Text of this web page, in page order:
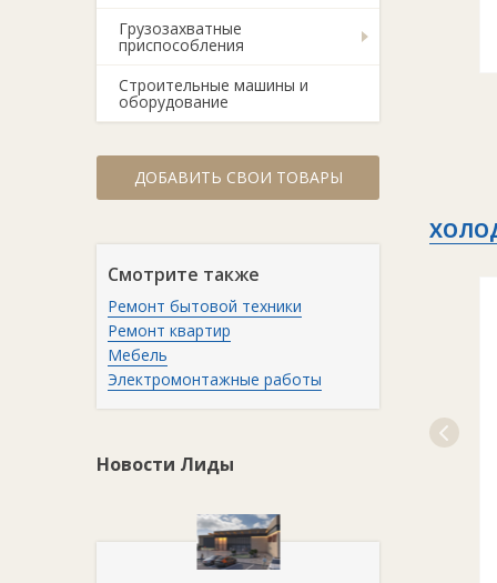
Грузозахватные
приспособления
Строительные машины и
оборудование
ДОБАВИТЬ СВОИ ТОВАРЫ
Смотрите также
Ремонт бытовой техники
Ремонт квартир
Мебель
Электромонтажные работы
Новости Лиды